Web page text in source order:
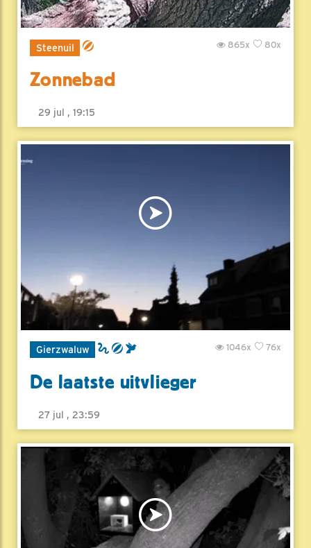
Steenuil 80x
865x
Zonnebad
29 jul , 19:15
Gierzwaluw 76x
1046x
De laatste uitvlieger
27 jul , 23:59